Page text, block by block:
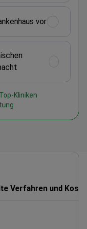
vor
Top-Kliniken
Verfahren und